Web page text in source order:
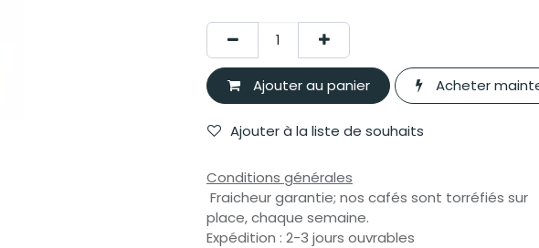
Ajouter au panier Acheter
Ajouter à la liste de souhaits
Conditions générales
Fraicheur garantie; nos cafés sont torréfiés sur
place, chaque semaine.
Expédition : 2-3 jours ouvrables